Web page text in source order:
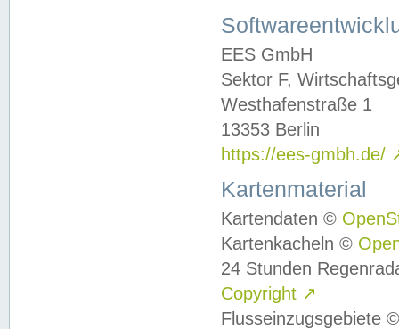
EES GmbH
Sektor F,
Westhafenstraße 1
13353 Berlin
https://ees-gmbh.de/
Kartenmaterial
Kartendaten ©
Kartenkacheln ©
24 Stunden
Copyright ↗
Flusseinzugsgebiete